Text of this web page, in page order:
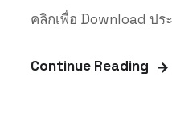
คลิกเพื่อ Download ปร
Continue Reading